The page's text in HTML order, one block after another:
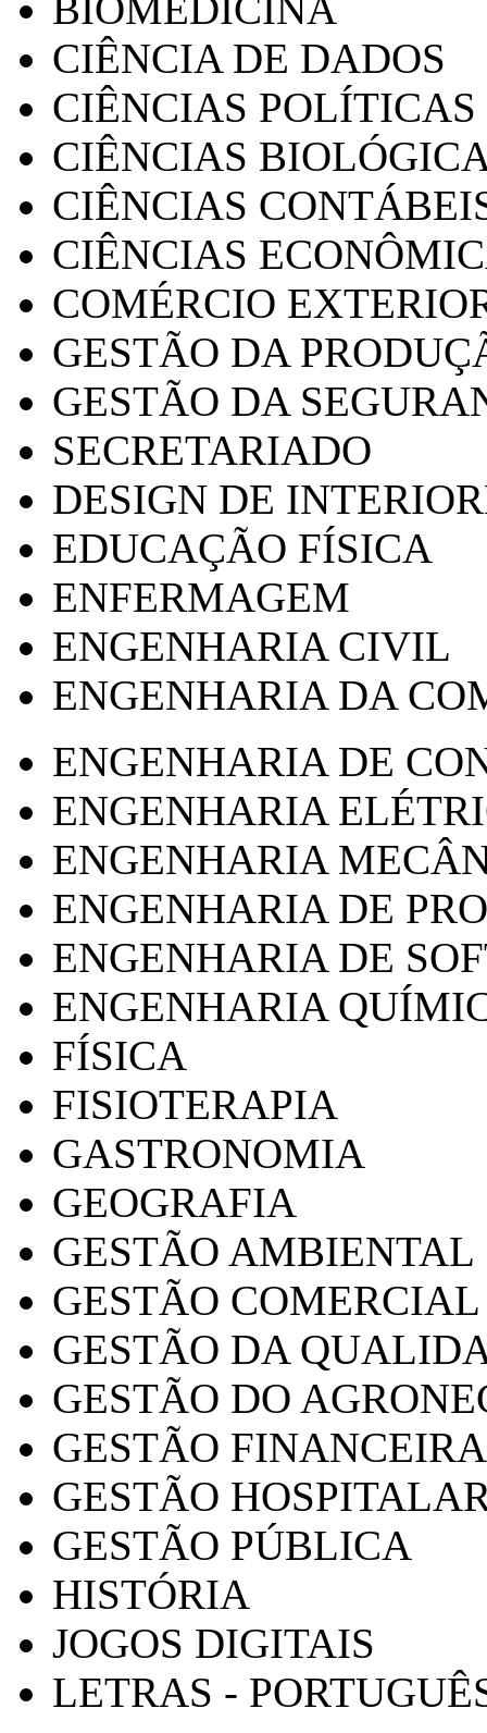
CIÊNCIA DE DADOS
CIÊNCIAS POLÍTICAS
CIÊNCIAS
CIÊNCIAS
CIÊNCIAS
COMÉRCIO
GESTÃO DA
GESTÃO DA
SECRETARIADO
DESIGN DE
EDUCAÇÃO FÍSICA
ENFERMAGEM
ENGENHARIA CIVIL
ENGENHARIA DA
ENGENHARIA DE
ENGENHARIA
ENGENHARIA
ENGENHARIA DE
ENGENHARIA DE
ENGENHARIA
FÍSICA
FISIOTERAPIA
GASTRONOMIA
GEOGRAFIA
GESTÃO AMBIENTAL
GESTÃO COMERCIAL
GESTÃO DA
GESTÃO DO
GESTÃO FINANCEIRA
GESTÃO
GESTÃO PÚBLICA
HISTÓRIA
JOGOS DIGITAIS
LETRAS -